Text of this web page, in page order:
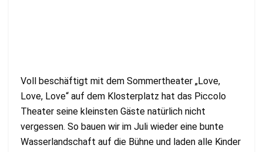
Voll beschäftigt mit dem Sommertheater „Love,
Love, Love“ auf dem Klosterplatz hat das Piccolo
Theater seine kleinsten Gäste natürlich nicht
vergessen. So bauen wir im Juli wieder eine bunte
Wasserlandschaft auf die Bühne und laden alle Kinder